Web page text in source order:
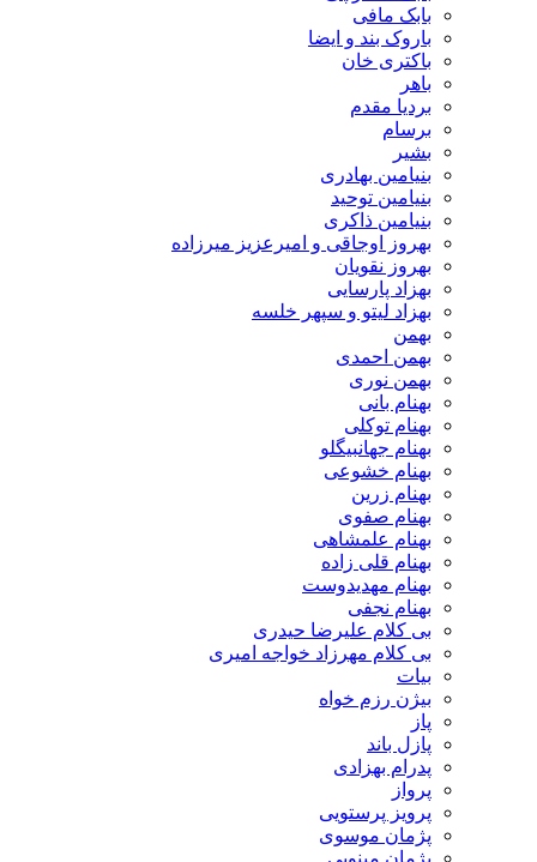
بابک مافی
باروک بند و ایضا
باکتری خان
باهر
بردیا مقدم
برسام
بشیر
بنیامین بهادری
بنیامین توحید
بنیامین ذاکری
بهروز اوجاقی و امیرعزیز میرزاده
بهروز نقویان
بهزاد پارسایی
بهزاد لیتو و سپهر خلسه
بهمن
بهمن احمدی
بهمن نوری
بهنام بانی
بهنام توکلی
بهنام جهانبیگلو
بهنام خشوعی
بهنام زرین
بهنام صفوی
بهنام علمشاهی
بهنام قلی زاده
بهنام مهدیدوست
بهنام نجفی
بی کلام علیرضا حیدری
بی کلام مهرزاد خواجه امیری
بیات
بیژن رزم خواه
پاز
پازل باند
پدرام بهزادی
پرواز
پرویز پرستویی
پژمان موسوی